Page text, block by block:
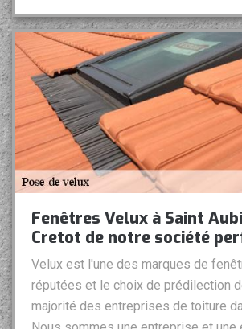
Fenêtres Velux à Saint
Cretot de notre société
Velux est l'une des marques de
réputées et le choix de prédilection
majorité des entreprises de toiture